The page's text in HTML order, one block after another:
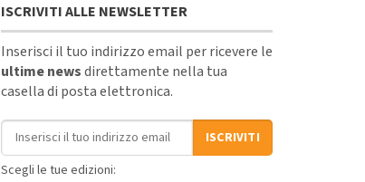
ISCRIVITI ALLE NEWSLETTER
Inserisci il tuo indirizzo email per ricevere le
ultime newsdirettamente nella tua
casella di posta elettronica.
Indirizzo email
ISCRIVITI
Scegli le tue edizioni: